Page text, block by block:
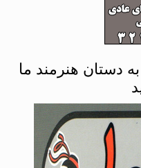
دستان هنرمند ما